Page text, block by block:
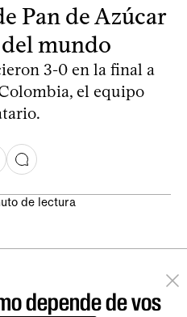
Pan de Azúcar
mundo
3-0 en la final a
el equipo
de lectura
depende de vos